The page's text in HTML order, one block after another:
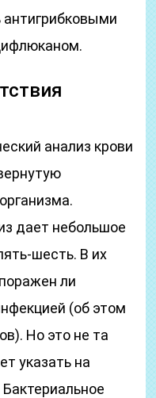
анализ крови
дает небольшое
шесть. В их
ли
(об этом
Но это не та
указать на